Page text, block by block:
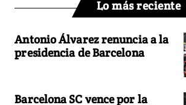
Lo más reciente
Antonio Álvarez renuncia a la
presidencia de Barcelona
Barcelona SC vence por la